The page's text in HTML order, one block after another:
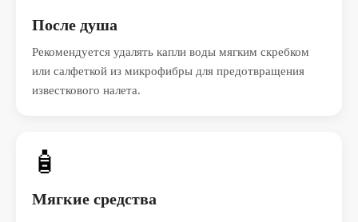
После душа
Рекомендуется удалять капли воды мягким скребком
или салфеткой из микрофибры для предотвращения
известкового налета.
🧴
Мягкие средства